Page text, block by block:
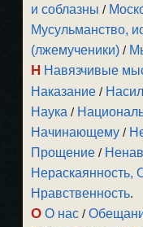
и соблазны /
Мусульманство,
(лжемученики) /
Н Навязчивые
Наказание /
Наука /
Начинающему /
Прощение /
Нераскаянность,
Нравственность.
О О нас /